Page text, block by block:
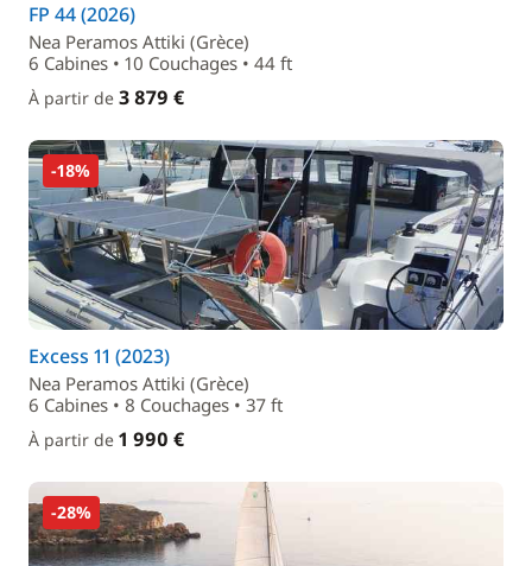
FP 44 (2026)
Nea Peramos Attiki (Grèce)
6 Cabines • 10 Couchages • 44 ft
À partir de 3 879 €
-18%
Excess 11 (2023)
Nea Peramos Attiki (Grèce)
6 Cabines • 8 Couchages • 37 ft
À partir de 1 990 €
-28%